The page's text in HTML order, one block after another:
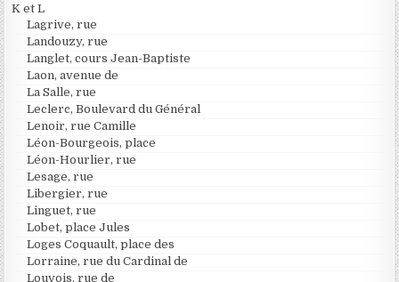
K et L
Lagrive, rue
Landouzy, rue
Langlet, cours Jean-Baptiste
Laon, avenue de
La Salle, rue
Leclerc, Boulevard du Général
Lenoir, rue Camille
Léon-Bourgeois, place
Léon-Hourlier, rue
Lesage, rue
Libergier, rue
Linguet, rue
Lobet, place Jules
Loges Coquault, place des
Lorraine, rue du Cardinal de
Louvois, rue de